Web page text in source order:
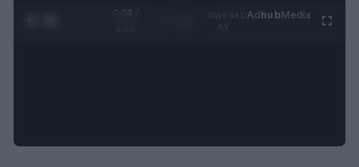
0:28 /
AdhubMedia